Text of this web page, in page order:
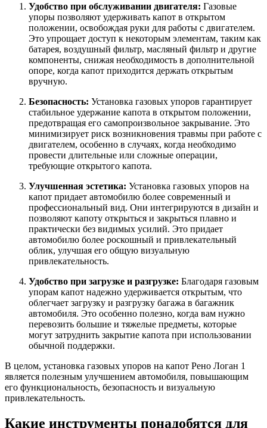
Удобство при обслуживании двигателя: Газовые
упоры позволяют удерживать капот в открытом
положении, освобождая руки для работы с двигателем.
Это упрощает доступ к некоторым элементам, таким как
батарея, воздушный фильтр, масляный фильтр и другие
компоненты, снижая необходимость в дополнительной
опоре, когда капот приходится держать открытым
вручную.
Безопасность: Установка газовых упоров гарантирует
стабильное удержание капота в открытом положении,
предотвращая его самопроизвольное закрывание. Это
минимизирует риск возникновения травмы при работе с
двигателем, особенно в случаях, когда необходимо
провести длительные или сложные операции,
требующие открытого капота.
Улучшенная эстетика: Установка газовых упоров на
капот придает автомобилю более современный и
профессиональный вид. Они интегрируются в дизайн и
позволяют капоту открыться и закрыться плавно и
практически без видимых усилий. Это придает
автомобилю более роскошный и привлекательный
облик, улучшая его общую визуальную
привлекательность.
Удобство при загрузке и разгрузке: Благодаря газовым
упорам капот надежно удерживается открытым, что
облегчает загрузку и разгрузку багажа в багажник
автомобиля. Это особенно полезно, когда вам нужно
перевозить большие и тяжелые предметы, которые
могут затруднить закрытие капота при использовании
обычной поддержки.
В целом, установка газовых упоров на капот Рено Логан 1
является полезным улучшением автомобиля, повышающим
его функциональность, безопасность и визуальную
привлекательность.
Какие инструменты понадобятся для